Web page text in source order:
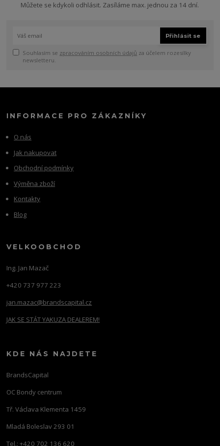
Můžete se kdykoli odhlásit. Zasíláme max. jednou za 14 dní.
Přihlásit se
Souhlasím se zpracováním osobních údajů za účelem rozesílky
newsletteru.
INFORMACE PRO ZÁKAZNÍKY
O nás
Jak nakupovat
Obchodní podmínky
Výměna zboží
Kontakty
Blog
VELKOOBCHOD
Ing. Jan Mazač
+420 737 977 223
jan.mazac@brandscapital.cz
JAK SE STÁT YAKUZA DEALEREM!
KDE NÁS NAJDETE
BrandsCapital
OC Bondy centrum
Tř. Václava Klementa 1459
Mladá Boleslav 293 01
Tel.: +420 702 136 620